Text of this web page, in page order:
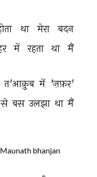
था मेरा
बदन
में रहता था मैं
त'आक़ुब में 'ज़फ़र'
से बस उलझा था मैं
bhanjan